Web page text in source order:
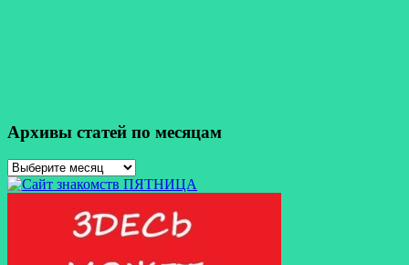
Архивы статей по месяцам
Архивы
статей